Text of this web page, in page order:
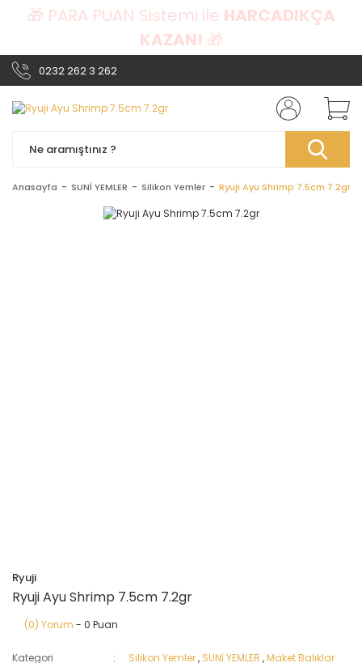
🎁 PARA PUAN Sistemi ile HARCADIKÇA
KAZAN! 🎁
0232 262 3 262
Anasayfa SUNİ YEMLER Silikon Yemler Ryuji Ayu Shrimp 7.5cm 7.2gr
Ryuji
Ryuji Ayu Shrimp 7.5cm 7.2gr
(0) Yorum - 0 Puan
Kategori Silikon Yemler, SUNİ YEMLER ,Maket Balıklar